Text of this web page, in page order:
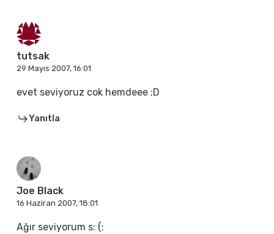
tutsak
29 Mayıs 2007, 16:01
evet seviyoruz cok hemdeee ;D
Yanıtla
Joe Black
16 Haziran 2007, 18:01
Ağır seviyorum s: (: